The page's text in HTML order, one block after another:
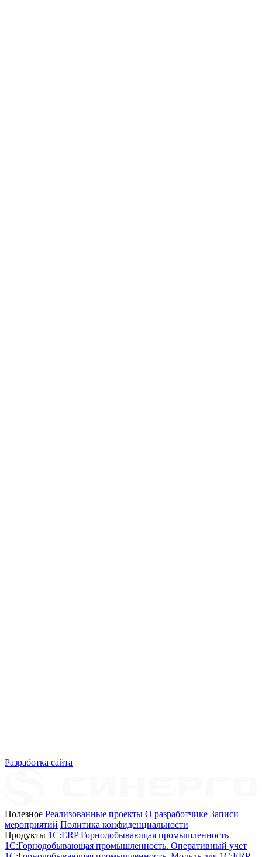
Разработка сайта
Полезное Реализованные проекты О разработчике Записи
мероприятий Политика конфиденциальности
Продукты 1C:ERP Горнодобывающая промышленность
1C:Горнодобывающая промышленность. Оперативный учет